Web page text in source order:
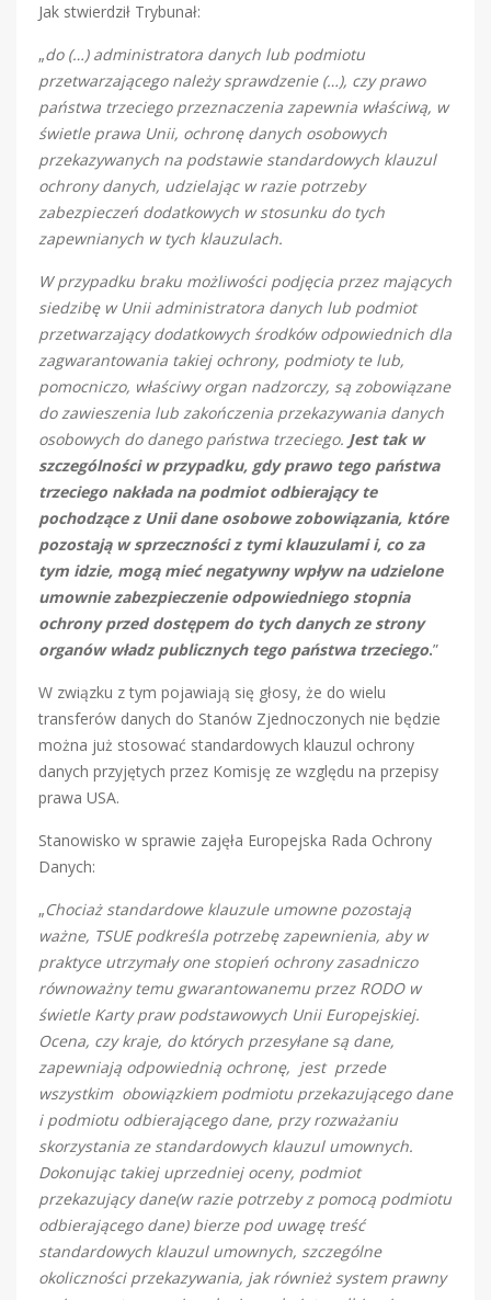
Jak stwierdził Trybunał:
„do (…) administratora danych lub podmiotu
przetwarzającego należy sprawdzenie (…), czy prawo
państwa trzeciego przeznaczenia zapewnia właściwą, w
świetle prawa Unii, ochronę danych osobowych
przekazywanych na podstawie standardowych klauzul
ochrony danych, udzielając w razie potrzeby
zabezpieczeń dodatkowych w stosunku do tych
zapewnianych w tych klauzulach.
W przypadku braku możliwości podjęcia przez mających
siedzibę w Unii administratora danych lub podmiot
przetwarzający dodatkowych środków odpowiednich dla
zagwarantowania takiej ochrony, podmioty te lub,
pomocniczo, właściwy organ nadzorczy, są zobowiązane
do zawieszenia lub zakończenia przekazywania danych
osobowych do danego państwa trzeciego. Jest tak w
szczególności w przypadku, gdy prawo tego państwa
trzeciego nakłada na podmiot odbierający te
pochodzące z Unii dane osobowe zobowiązania, które
pozostają w sprzeczności z tymi klauzulami i, co za
tym idzie, mogą mieć negatywny wpływ na udzielone
umownie zabezpieczenie odpowiedniego stopnia
ochrony przed dostępem do tych danych ze strony
organów władz publicznych tego państwa trzeciego.”
W związku z tym pojawiają się głosy, że do wielu
transferów danych do Stanów Zjednoczonych nie będzie
można już stosować standardowych klauzul ochrony
danych przyjętych przez Komisję ze względu na przepisy
prawa USA.
Stanowisko w sprawie zajęła Europejska Rada Ochrony
Danych:
„Chociaż standardowe klauzule umowne pozostają
ważne, TSUE podkreśla potrzebę zapewnienia, aby w
praktyce utrzymały one stopień ochrony zasadniczo
równoważny temu gwarantowanemu przez RODO w
świetle Karty praw podstawowych Unii Europejskiej.
Ocena, czy kraje, do których przesyłane są dane,
zapewniają odpowiednią ochronę, jest przede
wszystkim obowiązkiem podmiotu przekazującego dane
i podmiotu odbierającego dane, przy rozważaniu
skorzystania ze standardowych klauzul umownych.
Dokonując takiej uprzedniej oceny, podmiot
przekazujący dane(w razie potrzeby z pomocą podmiotu
odbierającego dane) bierze pod uwagę treść
standardowych klauzul umownych, szczególne
okoliczności przekazywania, jak również system prawny